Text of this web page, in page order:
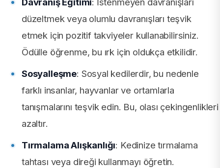
düzeltmek veya olumlu davranışları teşvik
etmek için pozitif takviyeler kullanabilirsiniz.
Ödülle öğrenme, bu ırk için oldukça etkilidir.
Sosyalleşme: Sosyal kedilerdir, bu nedenle
farklı insanlar, hayvanlar ve ortamlarla
tanışmalarını teşvik edin. Bu, olası çekingenlikleri
azaltır.
Tırmalama Alışkanlığı: Kedinize tırmalama
tahtası veya direği kullanmayı öğretin.